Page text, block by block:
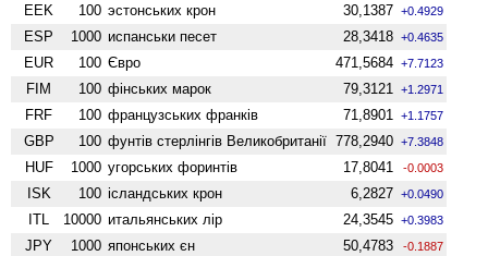
EEK 100 эстонських крон 30,1387 +0.4929
ESP 1000 испанськи песет 28,3418 +0.4635
EUR 100 Євро 471,5684 +7.7123
FIM 100 фінських марок 79,3121 +1.2971
FRF 100 французських франків 71,8901 +1.1757
GBP 100 фунтів стерлінгів Велико­британії 778,2940 +7.3848
HUF 1000 угорських форинтів 17,8041 -0.0003
ISK 100 ісландських крон 6,2827 +0.0490
ITL 10000 итальянських лір 24,3545 +0.3983
JPY 1000 японських єн 50,4783 -0.1887